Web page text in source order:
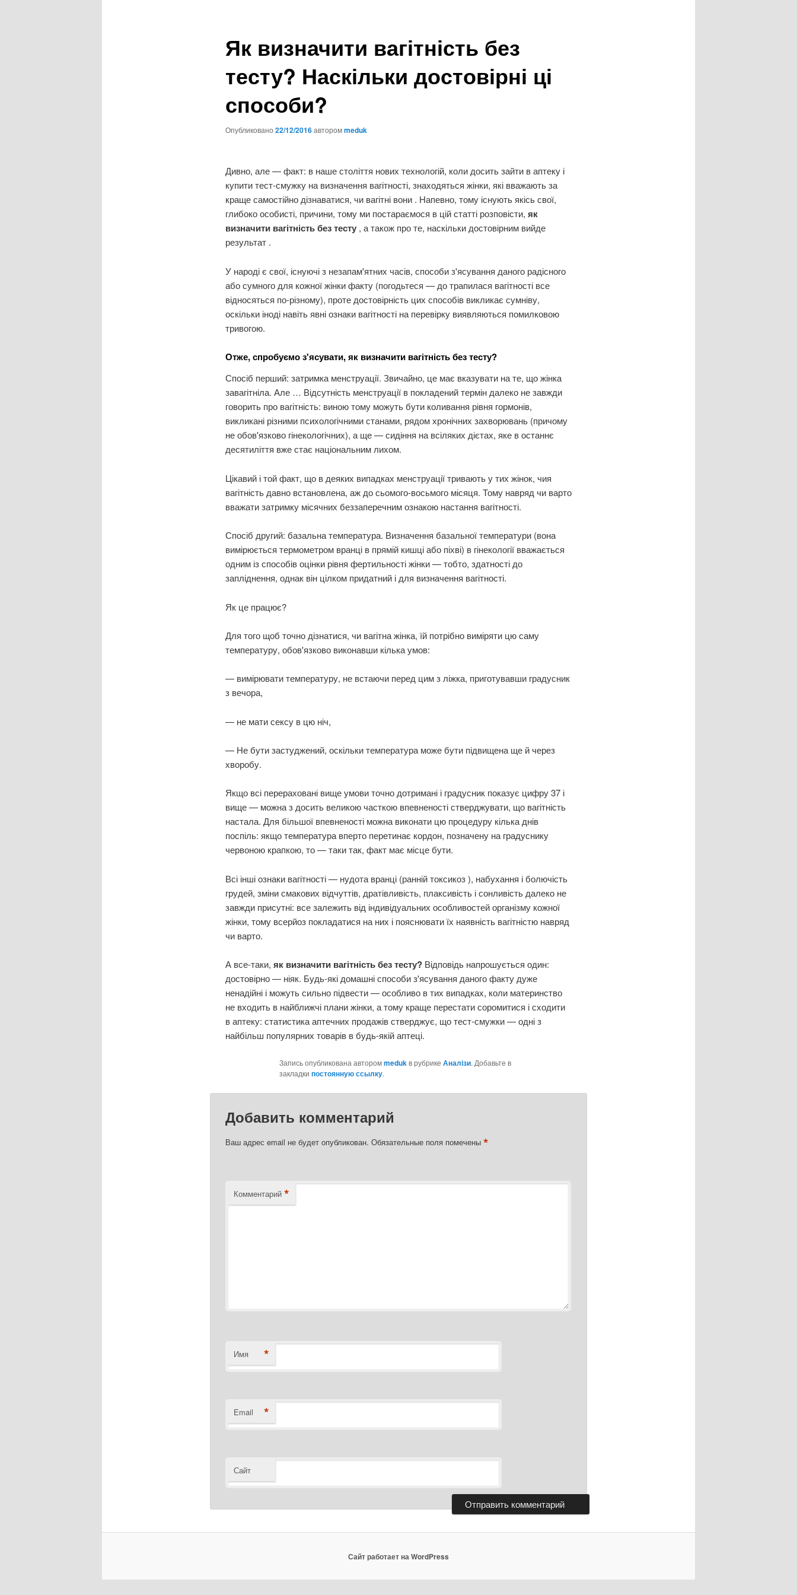
Як визначити вагітність без
тесту? Наскільки достовірні ці
способи?
Опубликовано 22/12/2016авторомmeduk
Дивно, але — факт: в наше століття нових технологій, коли досить зайти в аптеку і
купити тест-смужку на визначення вагітності, знаходяться жінки, які вважають за
краще самостійно дізнаватися, чи вагітні вони . Напевно, тому існують якісь свої,
глибоко особисті, причини, тому ми постараємося в цій статті розповісти, як
визначити вагітність без тесту , а також про те, наскільки достовірним вийде
результат .
У народі є свої, існуючі з незапам'ятних часів, способи з'ясування даного радісного
або сумного для кожної жінки факту (погодьтеся — до трапилася вагітності все
відносяться по-різному), проте достовірність цих способів викликає сумніву,
оскільки іноді навіть явні ознаки вагітності на перевірку виявляються помилковою
тривогою.
Отже, спробуємо з'ясувати,як визначити вагітність без тесту?
Спосіб перший: затримка менструації. Звичайно, це має вказувати на те, що жінка
завагітніла. Але … Відсутність менструації в покладений термін далеко не завжди
говорить про вагітність: виною тому можуть бути коливання рівня гормонів,
викликані різними психологічними станами, рядом хронічних захворювань (причому
не обов'язково гінекологічних), а ще — сидіння на всіляких дієтах, яке в останнє
десятиліття вже стає національним лихом.
Цікавий і той факт, що в деяких випадках менструації тривають у тих жінок, чия
вагітність давно встановлена, аж до сьомого-восьмого місяця. Тому навряд чи варто
вважати затримку місячних беззаперечним ознакою настання вагітності.
Спосіб другий: базальна температура. Визначення базальної температури (вона
вимірюється термометром вранці в прямій кишці або піхві) в гінекології вважається
одним із способів оцінки рівня фертильності жінки — тобто, здатності до
запліднення, однак він цілком придатний і для визначення вагітності.
Як це працює?
Для того щоб точно дізнатися, чи вагітна жінка, їй потрібно виміряти цю саму
температуру, обов'язково виконавши кілька умов:
— вимірювати температуру, не встаючи перед цим з ліжка, приготувавши градусник
з вечора,
— не мати сексу в цю ніч,
— Не бути застуджений, оскільки температура може бути підвищена ще й через
хворобу.
Якщо всі перераховані вище умови точно дотримані і градусник показує цифру 37 і
вище — можна з досить великою часткою впевненості стверджувати, що вагітність
настала. Для більшої впевненості можна виконати цю процедуру кілька днів
поспіль: якщо температура вперто перетинає кордон, позначену на градуснику
червоною крапкою, то — таки так, факт має місце бути.
Всі інші ознаки вагітності — нудота вранці (ранній токсикоз ), набухання і болючість
грудей, зміни смакових відчуттів, дратівливість, плаксивість і сонливість далеко не
завжди присутні: все залежить від індивідуальних особливостей організму кожної
жінки, тому всерйоз покладатися на них і пояснювати їх наявність вагітністю навряд
чи варто.
А все-таки, як визначити вагітність без тесту? Відповідь напрошується один:
достовірно — ніяк. Будь-які домашні способи з'ясування даного факту дуже
ненадійні і можуть сильно підвести — особливо в тих випадках, коли материнство
не входить в найближчі плани жінки, а тому краще перестати соромитися і сходити
в аптеку: статистика аптечних продажів стверджує, що тест-смужки — одні з
найбільш популярних товарів в будь-якій аптеці.
Запись опубликована авторомmeduk в рубрике Аналізи. Добавьте в
закладки постоянную ссылку.
Добавить комментарий
Ваш адрес email не будет опубликован. Обязательные поля помечены *
Комментарий *
Имя *
Email *
Сайт
Сайт работает на WordPress